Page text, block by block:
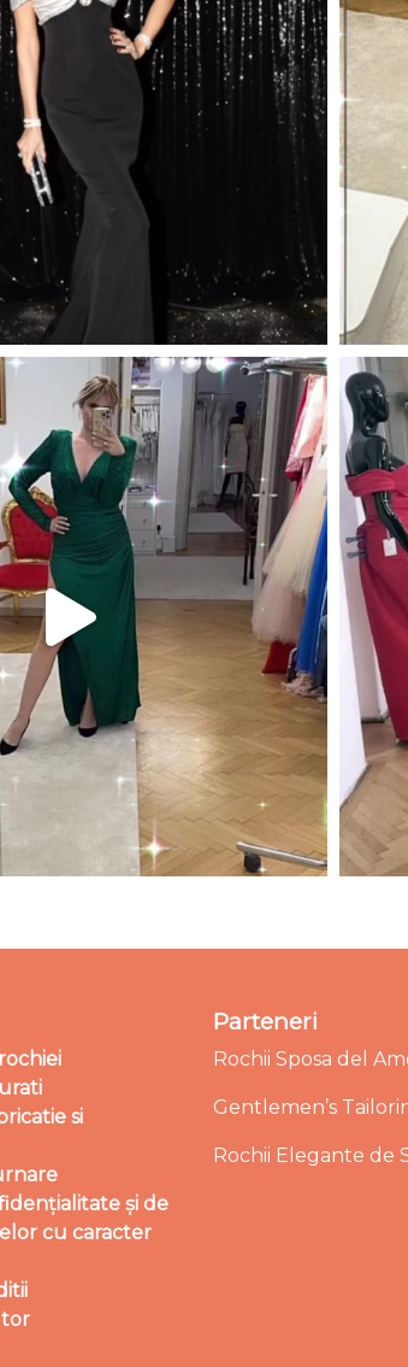
si
și de
cu caracter
Parteneri
Rochii Sposa del
Gentlemen’s
Rochii Elegante de